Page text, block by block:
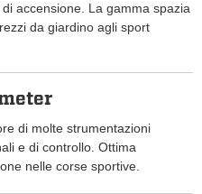
accensione. La gamma spazia
da giardino agli sport
di molte strumentazioni
e di controllo. Ottima
nelle corse sportive.